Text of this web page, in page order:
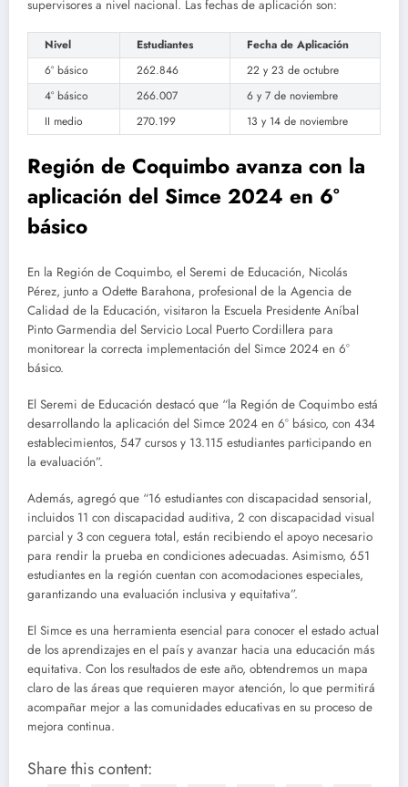
supervisores a nivel nacional. Las fechas de aplicación son:
Nivel Estudiantes
Fecha de Aplicación
6° básico
262.846
22 y 23 de octubre
4° básico
266.007
6 y 7 de noviembre
II medio
270.199 13 y 14 de noviembre
Región de Coquimbo avanza con la
aplicación del Simce 2024 en 6°
básico
En la Región de Coquimbo, el Seremi de Educación, Nicolás
Pérez, junto a Odette Barahona, profesional de la Agencia de
Calidad de la Educación, visitaron la Escuela Presidente Aníbal
Pinto Garmendia del Servicio Local Puerto Cordillera para
monitorear la correcta implementación del Simce 2024 en 6°
básico.
El Seremi de Educación destacó que “la Región de Coquimbo está
desarrollando la aplicación del Simce 2024 en 6° básico, con 434
establecimientos, 547 cursos y 13.115 estudiantes participando en
la evaluación”.
Además, agregó que “16 estudiantes con discapacidad sensorial,
incluidos 11 con discapacidad auditiva, 2 con discapacidad visual
parcial y 3 con ceguera total, están recibiendo el apoyo necesario
para rendir la prueba en condiciones adecuadas. Asimismo, 651
estudiantes en la región cuentan con acomodaciones especiales,
garantizando una evaluación inclusiva y equitativa”.
El Simce es una herramienta esencial para conocer el estado actual
de los aprendizajes en el país y avanzar hacia una educación más
equitativa. Con los resultados de este año, obtendremos un mapa
claro de las áreas que requieren mayor atención, lo que permitirá
acompañar mejor a las comunidades educativas en su proceso de
mejora continua.
Share this content: